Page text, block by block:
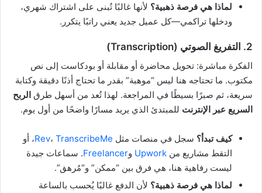
لماذا هي فرصة ذهبية؟ لأنها غالبًا تُبنى على اشتراك شهري،
ودخلها تراكمي—كل عميل جديد يعني راتبًا يتكرر.
2. التفريغ الصوتي (Transcription)
الفكرة مباشرة: تحويل محاضرة أو مقابلة أو بودكاست إلى نص
مكتوب. ما تحتاجه هنا ليس “موهبة” بقدر ما تحتاج أذنًا دقيقة وكتابة
سريعة، ثم صبرًا بسيطًا في المراجعة. لهذا تُعد من أسهل طرق الربح
السريع عبر الإنترنت للمبتدئ الذي يريد مسارًا واضحًا من أول يوم.
كيف تبدأ؟ سجل في منصات مثل Rev، TranscribeMe
، أو
التقط مشاريع من Upwork وFreelancer. سماعات جيدة
ليست رفاهية هنا، هي فرق بين “ممكن” و“مُرهق”.
لماذا هي فرصة ذهبية؟ لأن الدفع غالبًا يُحسب بالساعة